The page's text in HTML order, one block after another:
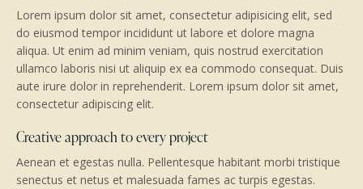
Lorem ipsum dolor sit amet, consectetur adipisicing elit, sed
do eiusmod tempor incididunt ut labore et dolore magna
aliqua. Ut enim ad minim veniam, quis nostrud exercitation
ullamco laboris nisi ut aliquip ex ea commodo consequat. Duis
aute irure dolor in reprehenderit. Lorem ipsum dolor sit amet,
consectetur adipiscing elit.
Creative approach to every project
Aenean et egestas nulla. Pellentesque habitant morbi tristique
senectus et netus et malesuada fames ac turpis egestas.